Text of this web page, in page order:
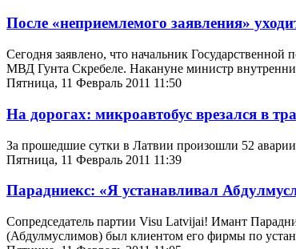
После «неприемлемого заявления»
Сегодня заявлено, что начальник
МВД Гунта Скребеле. Накануне министр
Пятница, 11 Февраль 2011 11:50
На дорогах: микроавтобус врезался в
За прошедшие сутки в Латвии произошли 52
Пятница, 11 Февраль 2011 11:39
Парадниекс: «Я устанавливал
Сопредседатель партии Visu Latvijai! Имант
(Абдулмуслимов) был клиентом его фирмы по